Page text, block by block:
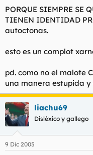
PORQUE SIEMPRE SE
TIENEN IDENTIDAD
autoctonas.
esto es un complot
pd. como no el malote
una manera estupida y
liachu69
Disléxico y gallego
9 Dic 2005